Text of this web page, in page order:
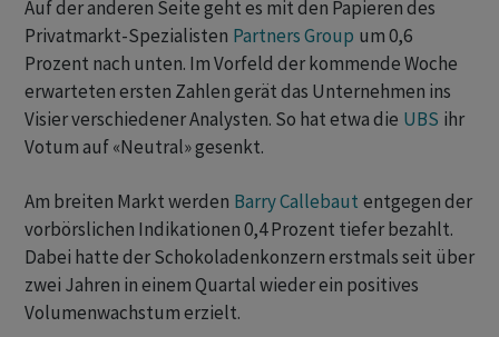
Auf der anderen Seite geht es mit den Papieren des
Privatmarkt-Spezialisten Partners Group um 0,6
Prozent nach unten. Im Vorfeld der kommende Woche
erwarteten ersten Zahlen gerät das Unternehmen ins
Visier verschiedener Analysten. So hat etwa die UBS ihr
Votum auf «Neutral» gesenkt.
Am breiten Markt werden Barry Callebaut entgegen der
vorbörslichen Indikationen 0,4 Prozent tiefer bezahlt.
Dabei hatte der Schokoladenkonzern erstmals seit über
zwei Jahren in einem Quartal wieder ein positives
Volumenwachstum erzielt.